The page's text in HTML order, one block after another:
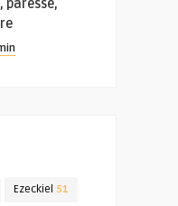
paresse,
Ezeckiel 51